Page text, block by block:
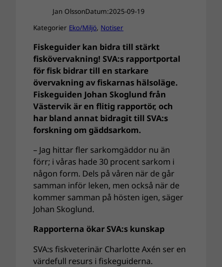
Jan OlssonDatum:2025-09-19
Kategorier Eko/Miljö, Notiser
Fiskeguider kan bidra till stärkt
fiskövervakning! SVA:s rapportportal
för fisk bidrar till en starkare
övervakning av fiskarnas hälsoläge.
Fiskeguiden Johan Skoglund från
Västervik är en flitig rapportör, och
har bland annat bidragit till SVA:s
forskning om gäddsarkom.
– Jag hittar fler sarkomgäddor nu än
förr; i våras hade 30 procent sarkom i
någon form. Dels på våren när de går
samman inför leken, men också när de
kommer samman på hösten igen, säger
Johan Skoglund.
Rapporterna ökar SVA:s kunskap
SVA:s fiskveterinär Charlotte Axén ser en
värdefull resurs i fiskeguiderna.